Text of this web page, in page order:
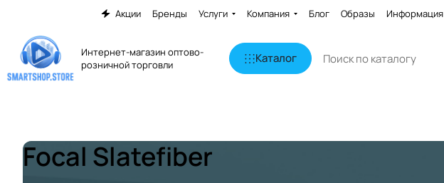
Акции Бренды Услуги Компания Блог Образы Информация
Интернет-магазин оптово-
розничной торговли
Каталог
Focal Slatefiber